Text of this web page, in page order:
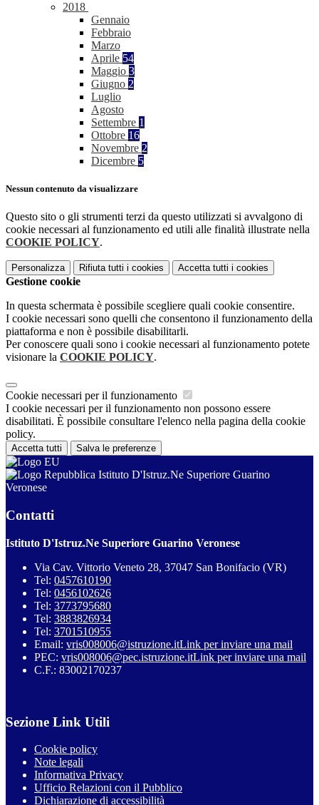
2018
Gennaio
Febbraio
Marzo
Aprile 54
Maggio 3
Giugno 2
Luglio
Agosto
Settembre 1
Ottobre 16
Novembre 2
Dicembre 5
Nessun contenuto da visualizzare
Questo sito o gli strumenti terzi da questo utilizzati si avvalgono di
cookie necessari al funzionamento ed utili alle finalità illustrate nella
COOKIE POLICY.
Personalizza Rifiuta tutti i cookies Accetta tutti i cookies
Gestione cookie
In questa schermata è possibile scegliere quali cookie consentire.
I cookie necessari sono quelli che consentono il funzionamento della
piattaforma e non è possibile disabilitarli.
Per conoscere quali sono i cookie necessari al funzionamento potete
visionare la COOKIE POLICY.
Cookie necessari per il funzionamento
I cookie necessari per il funzionamento non possono essere
disabilitati. È possibile consultare l'elenco nella pagina della cookie
policy.
Accetta tutti Salva le preferenze
Istituto D'Istruz.Ne Superiore Guarino
Veronese
Contatti
Istituto D'Istruz.Ne Superiore Guarino Veronese
Via Cav. Vittorio Veneto 28, 37047 San Bonifacio (VR)
Tel: 0457610190
Tel: 0456102626
Tel: 3773795680
Tel: 3883826934
Tel: 3701510955
Email: vris008006@istruzione.itLink per inviare una mail
PEC: vris008006@pec.istruzione.itLink per inviare una mail
C.F.: 83002170237
Sezione Link Utili
Cookie policy
Note legali
Informativa Privacy
Ufficio Relazioni con il Pubblico
Dichiarazione di accessibilità